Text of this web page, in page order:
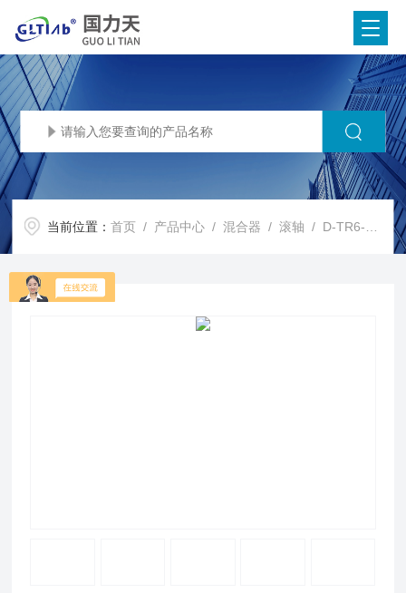
当前位置：首页 / 产品中心 /混合器 /滚轴 / D-TR6-300双层滚轴混合器